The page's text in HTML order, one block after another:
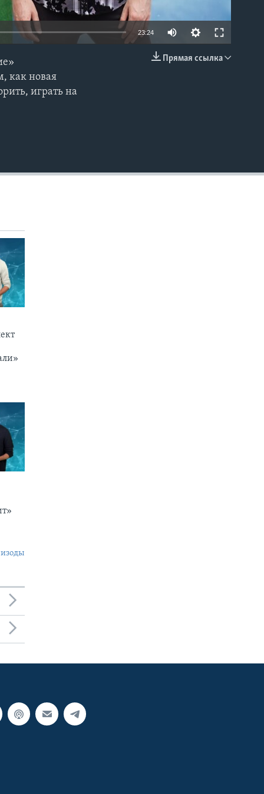
23:24
Прямая ссылка
как новая
играть на